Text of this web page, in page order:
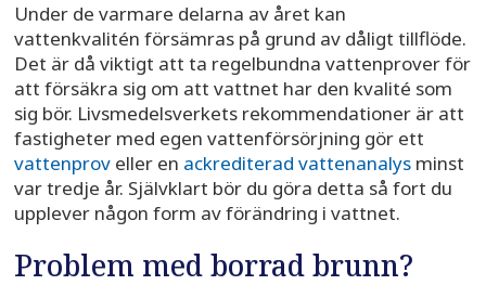
Under de varmare delarna av året kan
vattenkvalitén försämras på grund av dåligt tillflöde.
Det är då viktigt att ta regelbundna vattenprover för
att försäkra sig om att vattnet har den kvalité som
sig bör. Livsmedelsverkets rekommendationer är att
fastigheter med egen vattenförsörjning gör ett
vattenproveller en ackrediterad vattenanalysminst
var tredje år. Självklart bör du göra detta så fort du
upplever någon form av förändring i vattnet.
Problem med borrad brunn?